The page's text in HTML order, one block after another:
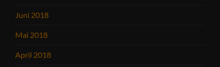
Juni 2018
Mai 2018
April 2018